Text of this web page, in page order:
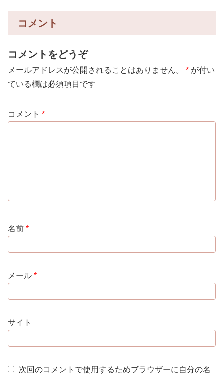
コメント
コメントをどうぞ
メールアドレスが公開されることはありません。 * が付い
ている欄は必須項目です
コメント *
名前 *
メール *
サイト
次回のコメントで使用するためブラウザーに自分の名